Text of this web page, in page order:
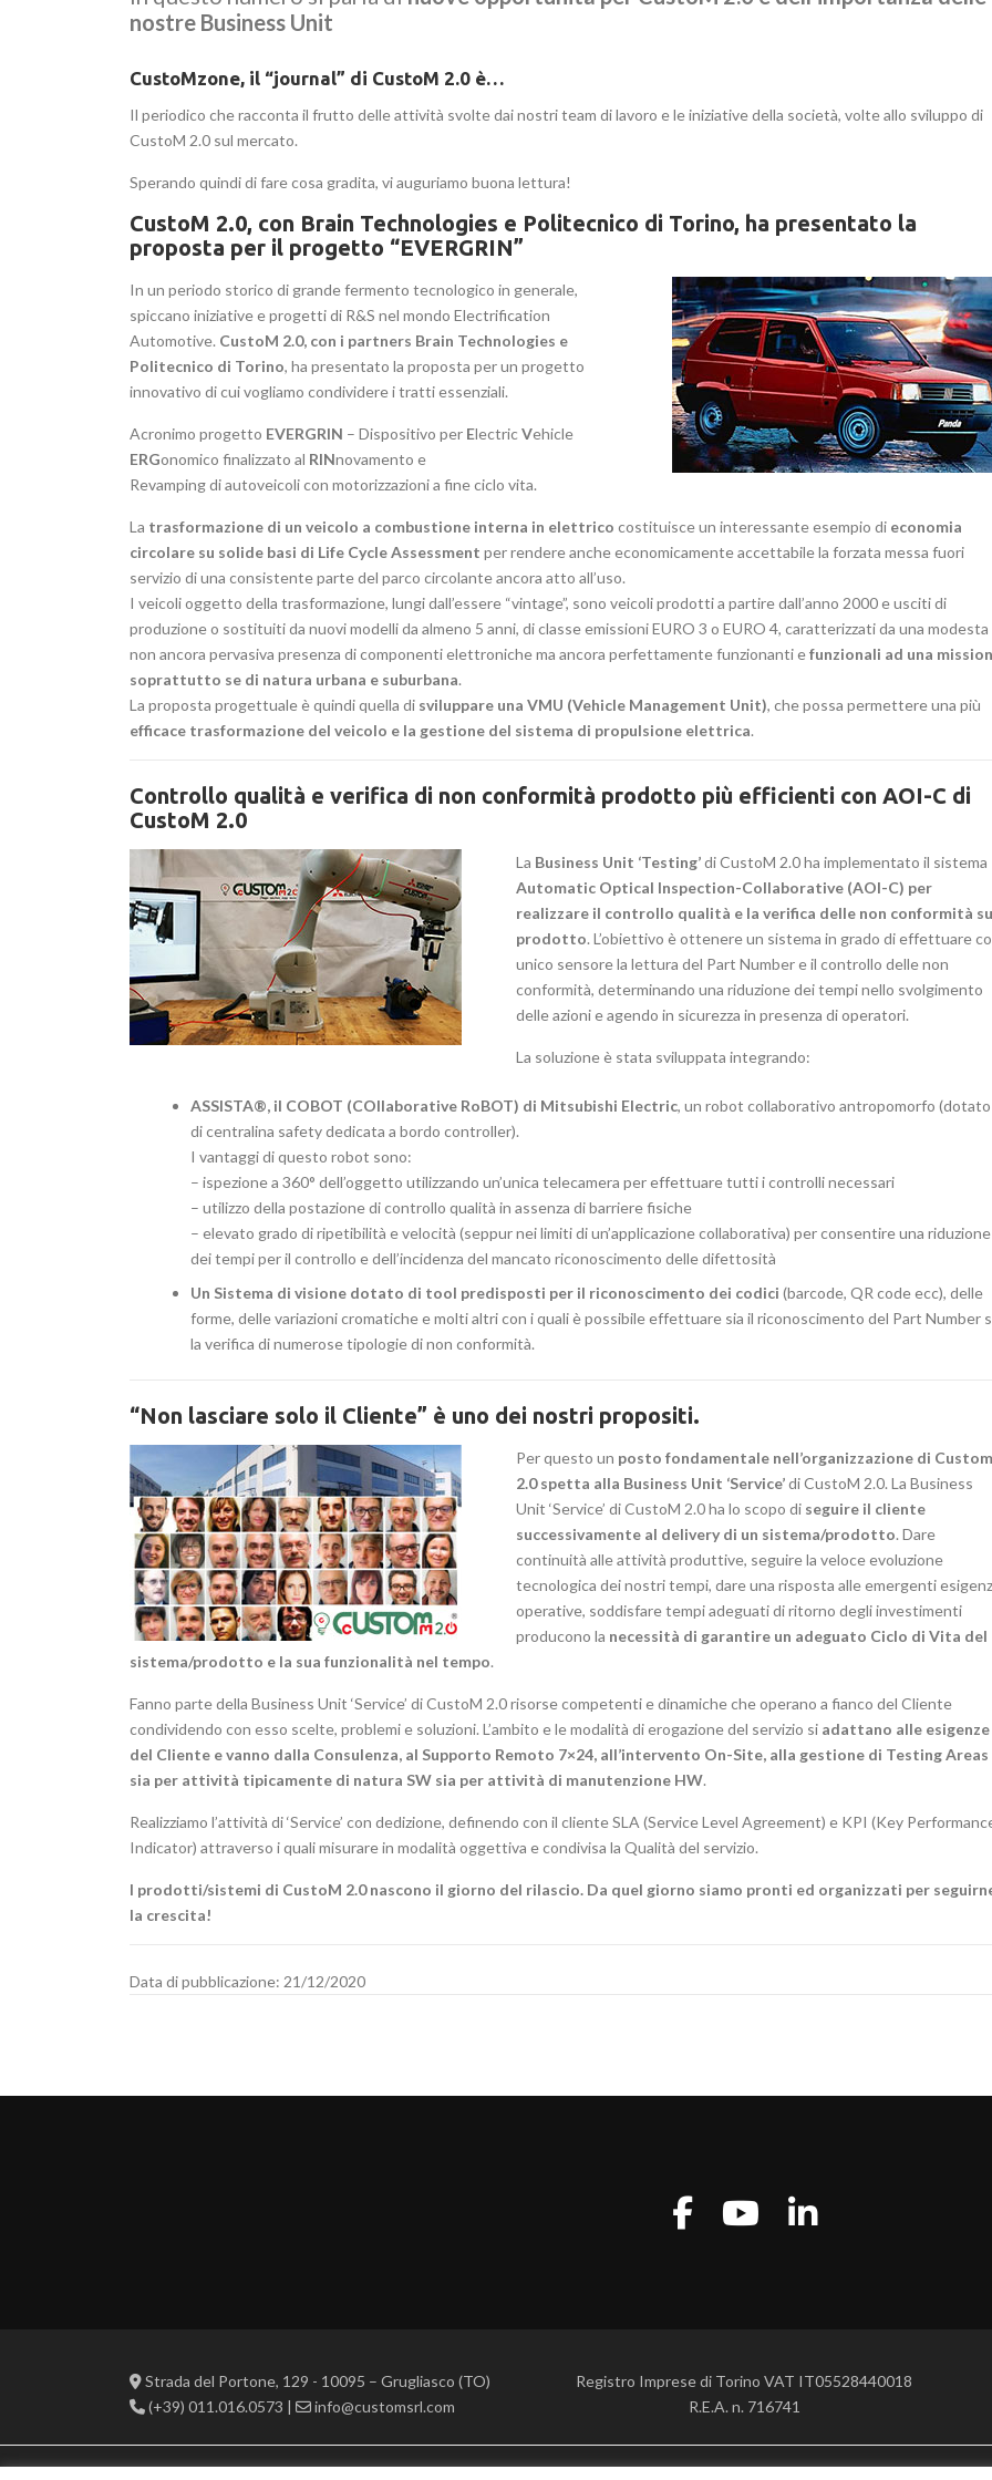
nostre Business Unit
CustoMzone, il “journal” di CustoM 2.0 è…
Il periodico che racconta il frutto delle attività svolte dai nostri team di lavoro e le iniziative della società, volte allo sviluppo di
CustoM 2.0 sul mercato.
Sperando quindi di fare cosa gradita, vi auguriamo buona lettura!
CustoM 2.0, con Brain Technologies e Politecnico di Torino, ha presentato la
proposta per il progetto “EVERGRIN”
In un periodo storico di grande fermento tecnologico in generale,
spiccano iniziative e progetti di R&S nel mondo Electrification
Automotive. CustoM 2.0, con i partners Brain Technologies e
Politecnico di Torino, ha presentato la proposta per un progetto
innovativo di cui vogliamo condividere i tratti essenziali.
Acronimo progetto EVERGRIN – Dispositivo per ElectricVehicle
ERGonomico finalizzato al RINnovamento e
Revamping di autoveicoli con motorizzazioni a fine ciclo vita.
La trasformazione di un veicolo a combustione interna in elettrico costituisce un interessante esempio di economia
circolare su solide basi di Life Cycle Assessment per rendere anche economicamente accettabile la forzata messa fuori
servizio di una consistente parte del parco circolante ancora atto all’uso.
I veicoli oggetto della trasformazione, lungi dall’essere “vintage”, sono veicoli prodotti a partire dall’anno 2000 e usciti di
produzione o sostituiti da nuovi modelli da almeno 5 anni, di classe emissioni EURO 3 o EURO 4, caratterizzati da una modesta
non ancora pervasiva presenza di componenti elettroniche ma ancora perfettamente funzionanti efunzionali ad una
soprattutto se di natura urbana e suburbana.
La proposta progettuale è quindi quella di sviluppare una VMU (Vehicle Management Unit), che possa permettere una più
efficace trasformazione del veicolo e la gestione del sistema di propulsione elettrica.
Controllo qualità e verifica di non conformità prodotto più efficienti con AOI-C di
CustoM 2.0
La Business Unit ‘Testing’di CustoM 2.0 ha implementato il sistema
Automatic Optical Inspection-Collaborative (AOI-C) per
realizzare il controllo qualità e la verifica delle non conformità
prodotto. L’obiettivo è ottenere un sistema in grado di effettuare
unico sensore la lettura del Part Number e il controllo delle non
conformità, determinando una riduzione dei tempi nello svolgimento
delle azioni e agendo in sicurezza in presenza di operatori.
La soluzione è stata sviluppata integrando:
ASSISTA®, il COBOT (COllaborative RoBOT) di Mitsubishi Electric, un robot collaborativo antropomorfo (dotato
di centralina safety dedicata a bordo controller).
I vantaggi di questo robot sono:
– ispezione a 360° dell’oggetto utilizzando un’unica telecamera per effettuare tutti i controlli necessari
– utilizzo della postazione di controllo qualità in assenza di barriere fisiche
– elevato grado di ripetibilità e velocità (seppur nei limiti di un’applicazione collaborativa) per consentire una riduzione
dei tempi per il controllo e dell’incidenza del mancato riconoscimento delle difettosità
Un Sistema di visione dotato di tool predisposti per il riconoscimento dei codici (barcode, QR code ecc), delle
forme, delle variazioni cromatiche e molti altri con i quali è possibile effettuare sia il riconoscimento del Part Number
la verifica di numerose tipologie di non conformità.
“Non lasciare solo il Cliente” è uno dei nostri propositi.
Per questo un posto fondamentale nell’organizzazione di Custom
2.0 spetta alla Business Unit ‘Service’di CustoM 2.0. La Business
Unit ‘Service’ di CustoM 2.0 ha lo scopo di seguire il cliente
successivamente al delivery di un sistema/prodotto. Dare
continuità alle attività produttive, seguire la veloce evoluzione
tecnologica dei nostri tempi, dare una risposta alle emergenti
operative, soddisfare tempi adeguati di ritorno degli investimenti
producono la necessità di garantire un adeguato Ciclo di Vita del
sistema/prodotto e la sua funzionalità nel tempo.
Fanno parte della Business Unit ‘Service’ di CustoM 2.0 risorse competenti e dinamiche che operano a fianco del Cliente
condividendo con esso scelte, problemi e soluzioni. L’ambito e le modalità di erogazione del servizio si adattano alle esigenze
del Cliente e vanno dalla Consulenza, al Supporto Remoto 7×24, all’intervento On-Site, alla gestione di Testing Areas
sia per attività tipicamente di natura SW sia per attività di manutenzione HW.
Realizziamo l’attività di ‘Service’ con dedizione, definendo con il cliente SLA (Service Level Agreement) e KPI (Key
Indicator) attraverso i quali misurare in modalità oggettiva e condivisa la Qualità del servizio.
I prodotti/sistemi di CustoM 2.0 nascono il giorno del rilascio. Da quel giorno siamo pronti ed organizzati per
la crescita!
Data di pubblicazione: 21/12/2020
Strada del Portone, 129 - 10095 – Grugliasco (TO)
(+39) 011.016.0573 |
info@customsrl.com
Registro Imprese di Torino VAT IT05528440018
R.E.A. n. 716741